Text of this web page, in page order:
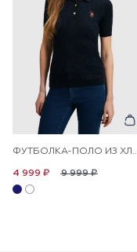
ФУТБОЛКА-ПОЛО ИЗ ХЛОПКА С УЗОРОМ КОСЫ
9 999 ₽
4 999 ₽